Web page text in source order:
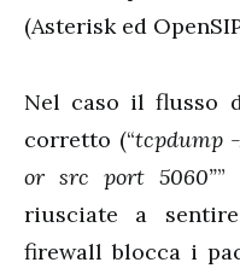
(Asterisk ed
Nel caso il flusso
corretto (“tcpdump
or src port 5060””
riusciate a
firewall blocca i